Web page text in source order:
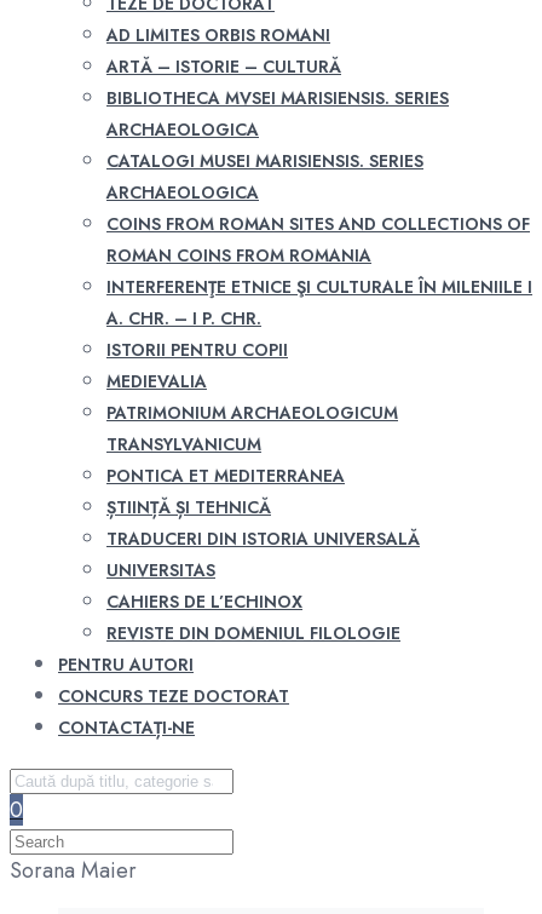
AD LIMITES ORBIS ROMANI
ARTĂ – ISTORIE – CULTURĂ
BIBLIOTHECA MVSEI MARISIENSIS. SERIES
ARCHAEOLOGICA
CATALOGI MUSEI MARISIENSIS. SERIES
ARCHAEOLOGICA
COINS FROM ROMAN SITES AND COLLECTIONS OF
ROMAN COINS FROM ROMANIA
INTERFERENŢE ETNICE ŞI CULTURALE ÎN MILENIILE I
A. CHR. – I P. CHR.
ISTORII PENTRU COPII
MEDIEVALIA
PATRIMONIUM ARCHAEOLOGICUM
TRANSYLVANICUM
PONTICA ET MEDITERRANEA
ȘTIINȚĂ ȘI TEHNICĂ
TRADUCERI DIN ISTORIA UNIVERSALĂ
UNIVERSITAS
CAHIERS DE L’ECHINOX
REVISTE DIN DOMENIUL FILOLOGIE
PENTRU AUTORI
CONCURS TEZE DOCTORAT
CONTACTAȚI-NE
0
Sorana Maier